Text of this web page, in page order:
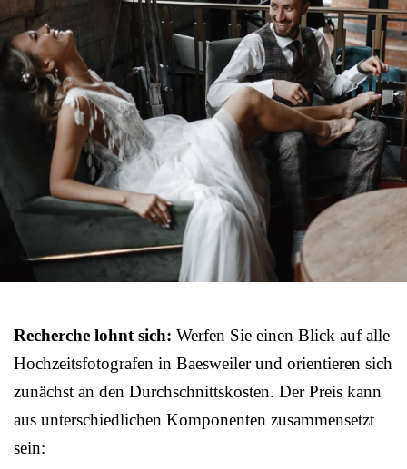
Recherche lohnt sich: Werfen Sie einen Blick auf alle
Hochzeitsfotografen in Baesweiler und orientieren sich
zunächst an den Durchschnittskosten. Der Preis kann
aus unterschiedlichen Komponenten zusammensetzt
sein: